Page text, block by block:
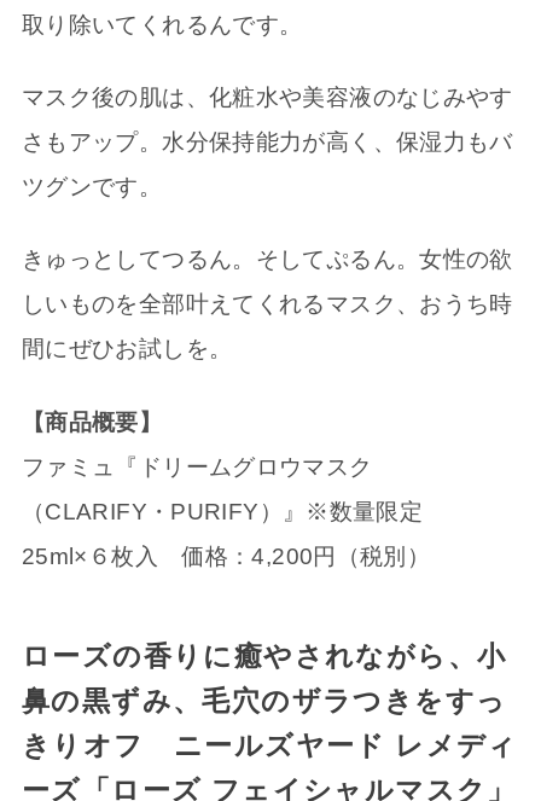
取り除いてくれるんです。
マスク後の肌は、化粧水や美容液のなじみやす
さもアップ。水分保持能力が高く、保湿力もバ
ツグンです。
きゅっとしてつるん。そしてぷるん。女性の欲
しいものを全部叶えてくれるマスク、おうち時
間にぜひお試しを。
【商品概要】
ファミュ『ドリームグロウマスク
（CLARIFY・PURIFY）』※数量限定
25ml×６枚入 価格：4,200円（税別）
ローズの香りに癒やされながら、小
鼻の黒ずみ、毛穴のザラつきをすっ
きりオフ ニールズヤード レメディ
ーズ「ローズ フェイシャルマスク」